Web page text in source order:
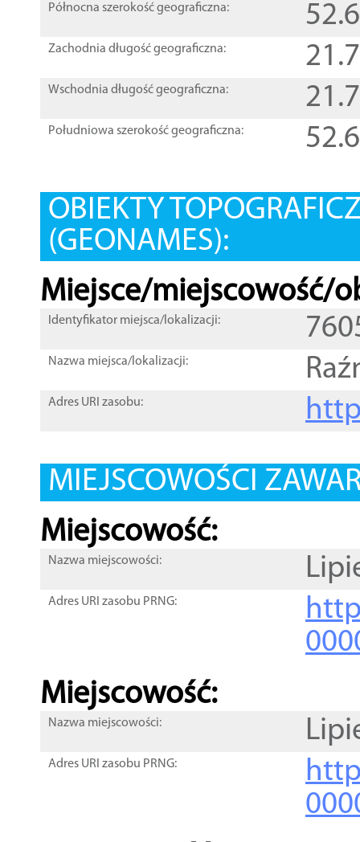
Północna szerokość geograficzna:
Zachodnia długość geograficzna:
Wschodnia długość geograficzna:
Południowa szerokość geograficzna:
OBIEKTY
(GEONAMES):
Miejsce/miejscowość/
Identyfikator miejsca/lokalizacji:
Nazwa miejsca/lokalizacji:
Adres URI zasobu:
MIEJSCOWOŚCI
Miejscowość:
Nazwa miejscowości:
Adres URI zasobu PRNG:
Miejscowość:
Nazwa miejscowości:
Adres URI zasobu PRNG: